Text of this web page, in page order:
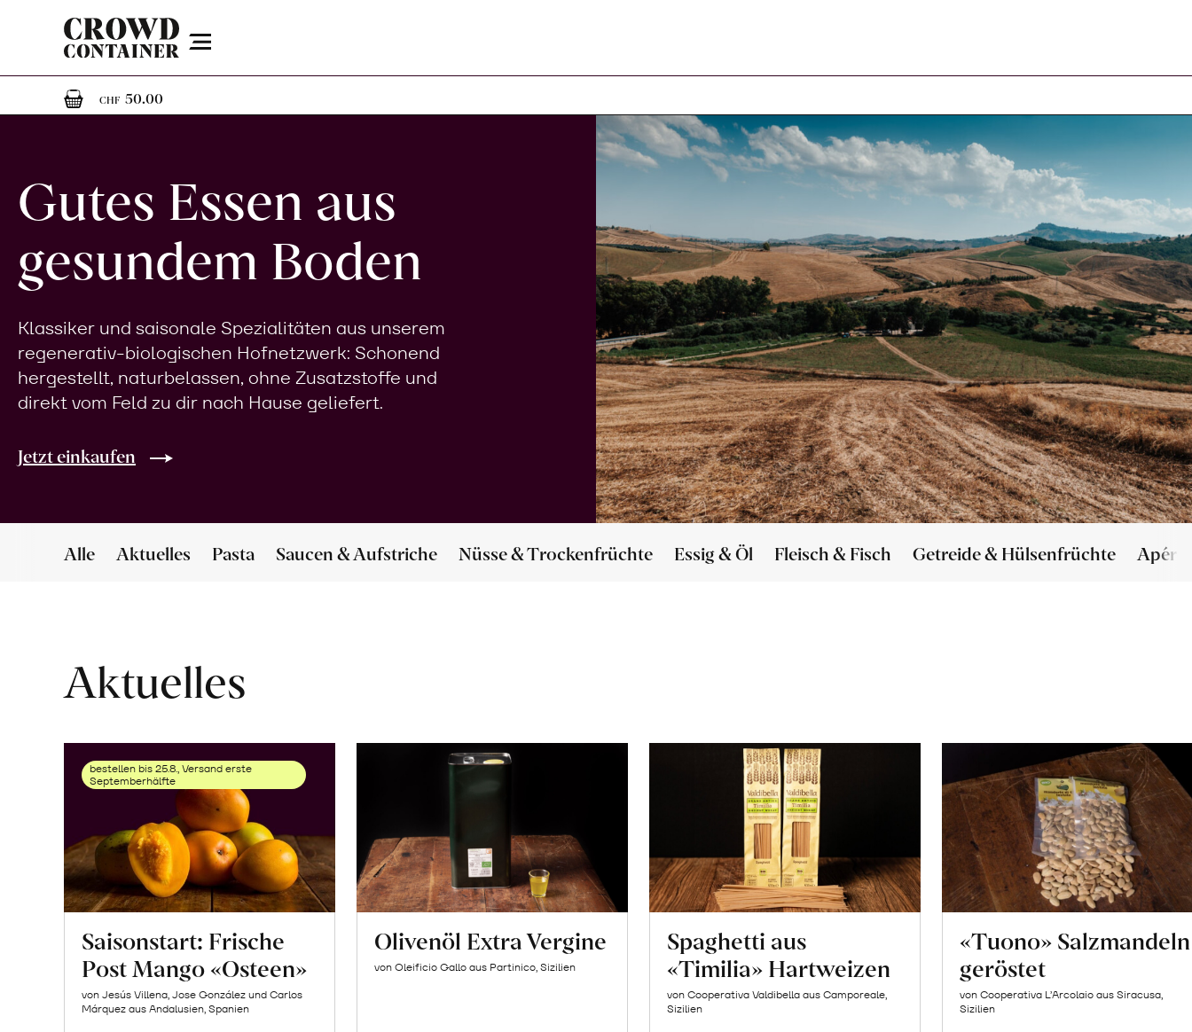
Menu
CHF 50.001 Artikel im Warenkorb
Gutes Essen aus
gesundem Boden
Klassiker und saisonale Spezialitäten aus unserem
regenerativ-biologischen Hofnetzwerk: Schonend
hergestellt, naturbelassen, ohne Zusatzstoffe und
direkt vom Feld zu dir nach Hause geliefert.
Jetzt einkaufen
Alle Aktuelles Pasta Saucen & Aufstriche Nüsse & Trockenfrüchte Essig & Öl Fleisch & Fisch Getreide & Hülsenfrüchte Apéro
Aktuelles
bestellen bis 25.8., Versand erste
Septemberhälfte
Saisonstart: Frische
Post Mango «Osteen»
von Jesús Villena, Jose González und Carlos
Márquez aus Andalusien, Spanien
Olivenöl Extra Vergine
von Oleificio Gallo aus Partinico, Sizilien
Spaghetti aus
«Timilia» Hartweizen
von Cooperativa Valdibella aus Camporeale,
Sizilien
«Tuono» Salzmandeln
geröstet
von Cooperativa L’Arcolaio aus Siracusa,
Sizilien